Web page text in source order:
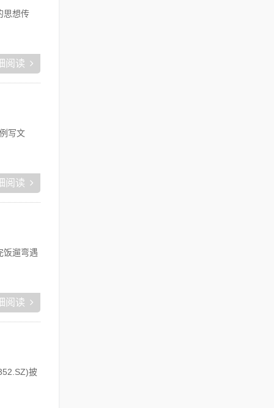
思想传
阅读
写文
阅读
饭遛弯遇
阅读
披